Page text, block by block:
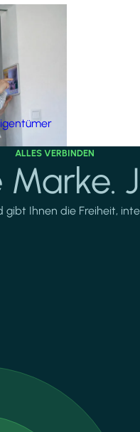
ALLES VERBINDEN
Ihnen die Freiheit,